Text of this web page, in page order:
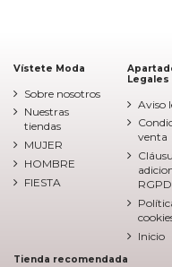
Vístete Moda
Sobre nosotros
Nuestras
tiendas
MUJER
HOMBRE
FIESTA
Legales
Aviso
venta
RGPD
Inicio
Tienda recomendada